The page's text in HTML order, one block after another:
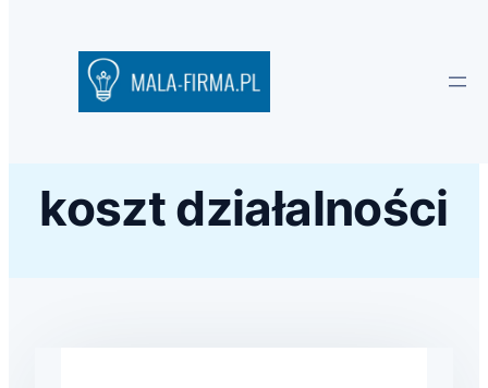
koszt działalności